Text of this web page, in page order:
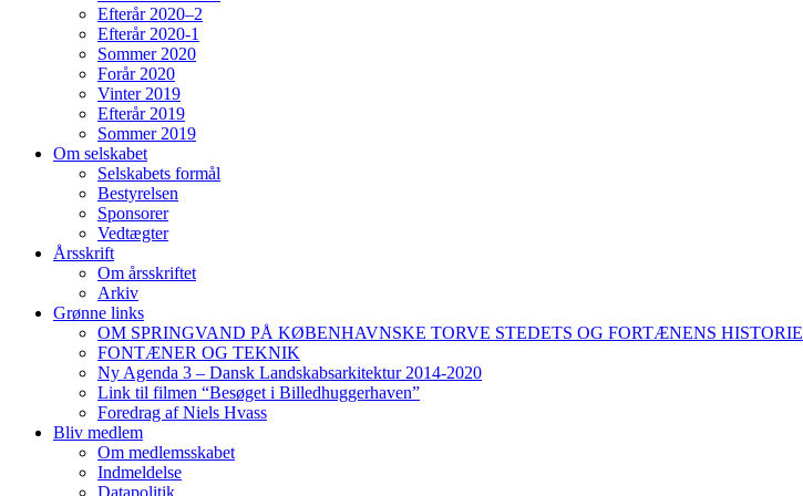
Efterår 2020–2
Efterår 2020-1
Sommer 2020
Forår 2020
Vinter 2019
Efterår 2019
Sommer 2019
Om selskabet
Selskabets formål
Bestyrelsen
Sponsorer
Vedtægter
Årsskrift
Om årsskriftet
Arkiv
Grønne links
OM SPRINGVAND PÅ KØBENHAVNSKE TORVE STEDETS OG FORTÆNENS HISTORIE
FONTÆNER OG TEKNIK
Ny Agenda 3 – Dansk Landskabsarkitektur 2014-2020
Link til filmen “Besøget i Billedhuggerhaven”
Foredrag af Niels Hvass
Bliv medlem
Om medlemsskabet
Indmeldelse
Datapolitik